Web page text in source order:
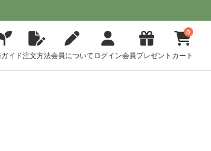
イド注文方法会員について ログイン会員プレゼント
0
カート